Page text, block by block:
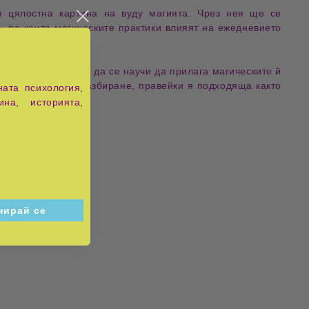
цялостна картина на вуду магията
. Чрез нея ще се
по които магическите практики влияят на ежедневието
и да се научи да прилага магическите й
и културно разбиране , правейки я подходяща както
психология,
историята,